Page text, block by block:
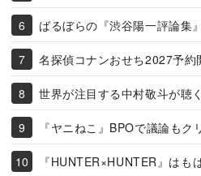
ばるぼらの『渋谷陽一評論集
名探偵コナンおせち2027予約
世界が注目する中村敬斗が聴
『ヤニねこ』BPOで議論もク
『HUNTER×HUNTER』はも